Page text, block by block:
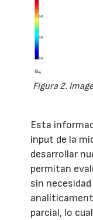
Figura 2.
Esta
input de la
desarrollar
permitan
sin
parcial, lo